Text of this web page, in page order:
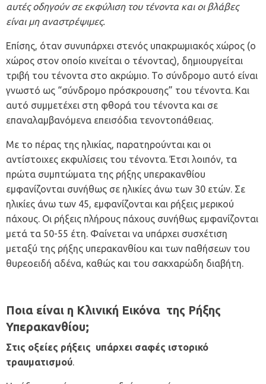
αυτές οδηγούν σε εκφύλιση του τένοντα και οι βλάβες
είναι μη αναστρέψιμες.
Επίσης, όταν συνυπάρχει στενός υπακρωμιακός χώρος (ο
χώρος στον οποίο κινείται ο τένοντας), δημιουργείται
τριβή του τένοντα στο ακρώμιο. Το σύνδρομο αυτό είναι
γνωστό ως “σύνδρομο πρόσκρουσης” του τένοντα. Και
αυτό συμμετέχει στη φθορά του τένοντα και σε
επαναλαμβανόμενα επεισόδια τενοντοπάθειας.
Με το πέρας της ηλικίας, παρατηρούνται και οι
αντίστοιχες εκφυλίσεις του τένοντα. Έτσι λοιπόν, τα
πρώτα συμπτώματα της ρήξης υπερακανθίου
εμφανίζονται συνήθως σε ηλικίες άνω των 30 ετών. Σε
ηλικίες άνω των 45, εμφανίζονται και ρήξεις μερικού
πάχους. Οι ρήξεις πλήρους πάχους συνήθως εμφανίζονται
μετά τα 50-55 έτη. Φαίνεται να υπάρχει συσχέτιση
μεταξύ της ρήξης υπερακανθίου και των παθήσεων του
θυρεοειδή αδένα, καθώς και του σακχαρώδη διαβήτη.
Ποια είναι η Κλινική Εικόνα της Ρήξης
Υπερακανθίου;
Στις οξείες ρήξεις υπάρχει σαφές ιστορικό
τραυματισμού.